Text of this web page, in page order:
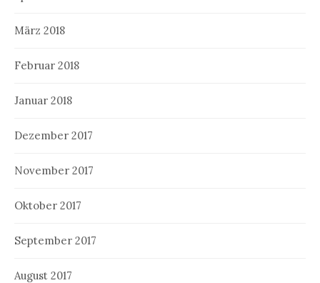
März 2018
Februar 2018
Januar 2018
Dezember 2017
November 2017
Oktober 2017
September 2017
August 2017